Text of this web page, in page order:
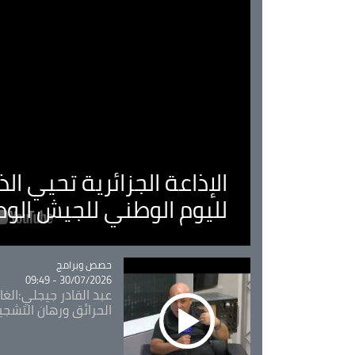
الإذاعة الجزائرية تحيي
لليوم الوطني للجيش
Catégorie
حصص وبرامج
30/07/2026 - 09:49
عبد القادر
الحرائق ورهان